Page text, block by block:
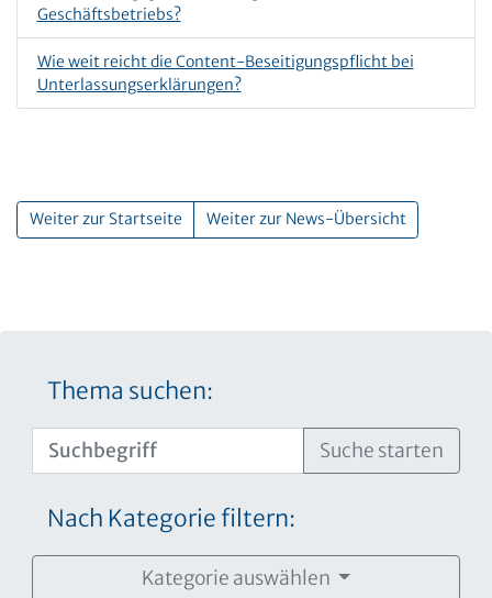
Geschäftsbetriebs?
Wie weit reicht die Content-Beseitigungspflicht bei
Unterlassungserklärungen?
Weiter zur Startseite Weiter zur News-Übersicht
Thema suchen:
Suche starten
Nach Kategorie filtern:
Kategorie auswählen